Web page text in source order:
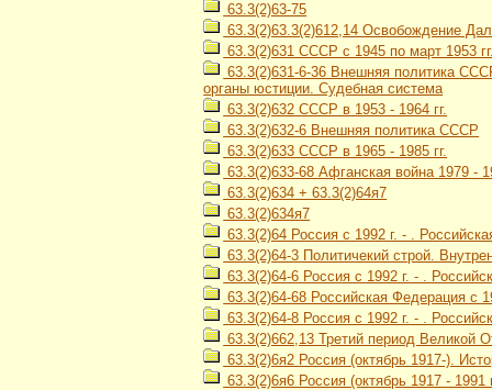
63.3(2)63-75
63.3(2)63.3(2)612,14 Освобождение
63.3(2)631 СССР с 1945 по март 1953
63.3(2)631-6-36 Внешняя политика
органы юстиции. Судебная система
63.3(2)632 СССР в 1953 - 1964 гг.
63.3(2)632-6 Внешняя политика СССР
63.3(2)633 СССР в 1965 - 1985 гг.
63.3(2)633-68 Афганская война 1979 -
63.3(2)634 + 63.3(2)64я7
63.3(2)634я7
63.3(2)64 Россия с 1992 г. - .
63.3(2)64-3 Политичекий строй.
63.3(2)64-6 Россия с 1992 г. - .
63.3(2)64-68 Российская Федерация с
63.3(2)64-8 Россия с 1992 г. - .
63.3(2)662,13 Третий период Великой
63.3(2)6я2 Россия (октябрь 1917-).
63.3(2)6я6 Россия (октябрь 1917 -